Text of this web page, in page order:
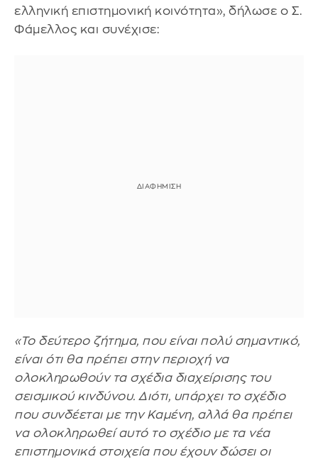
ελληνική επιστημονική κοινότητα», δήλωσε ο Σ.
Φάμελλος και συνέχισε:
«Το δεύτερο ζήτημα, που είναι πολύ σημαντικό,
είναι ότι θα πρέπει στην περιοχή να
ολοκληρωθούν τα σχέδια διαχείρισης του
σεισμικού κινδύνου. Διότι, υπάρχει το σχέδιο
που συνδέεται με την Καμένη, αλλά θα πρέπει
να ολοκληρωθεί αυτό το σχέδιο με τα νέα
επιστημονικά στοιχεία που έχουν δώσει οι